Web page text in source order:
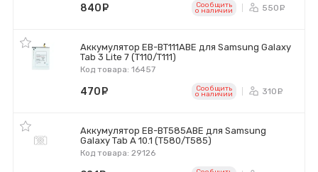
840 Сообщить
o наличии 550
Аккумулятор EB-BT111ABE для Samsung Galaxy
Tab 3 Lite 7 (T110/T111)
Код товара: 16457
470 Сообщить
o наличии 310
Аккумулятор EB-BT585ABE для Samsung
Galaxy Tab A 10.1 (T580/T585)
Код товара: 29126